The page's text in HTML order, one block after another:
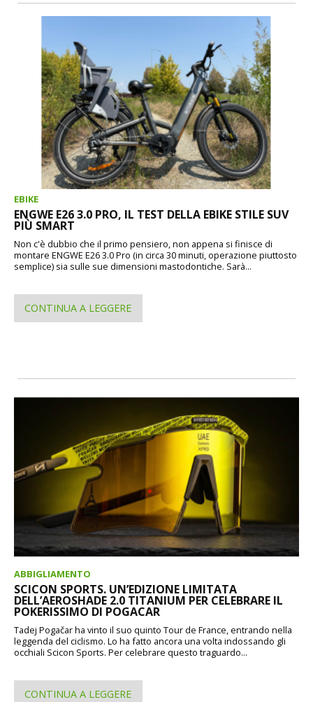
EBIKE
ENGWE E26 3.0 PRO, IL TEST DELLA EBIKE STILE SUV
PIÙ SMART
Non c'è dubbio che il primo pensiero, non appena si finisce di
montare ENGWE E26 3.0 Pro (in circa 30 minuti, operazione piuttosto
semplice) sia sulle sue dimensioni mastodontiche. Sarà...
CONTINUA A LEGGERE
ABBIGLIAMENTO
SCICON SPORTS. UN’EDIZIONE LIMITATA
DELL’AEROSHADE 2.0 TITANIUM PER CELEBRARE IL
POKERISSIMO DI POGACAR
Tadej Pogačar ha vinto il suo quinto Tour de France, entrando nella
leggenda del ciclismo. Lo ha fatto ancora una volta indossando gli
occhiali Scicon Sports. Per celebrare questo traguardo...
CONTINUA A LEGGERE